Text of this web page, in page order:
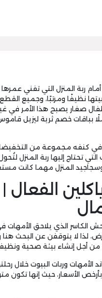
ربة المنزل التي تفني
نظيفًا ومرتبًا، وجميع
صغار يصبح هذا الأمر في
بباقات خصم ثرية ليزيل
كنفه مجموعة من
تحتاج إليها ربة المنزل
وسجاجيد المنزل مهما كانت
الفعال |
الكاسر الذي يلاحق
لذا لا يتوقفن عن البحث
أجل إنشاء بيئة صحية
الأمهات وربات البيوت خلال
الأسعار، حيث إنها تكون